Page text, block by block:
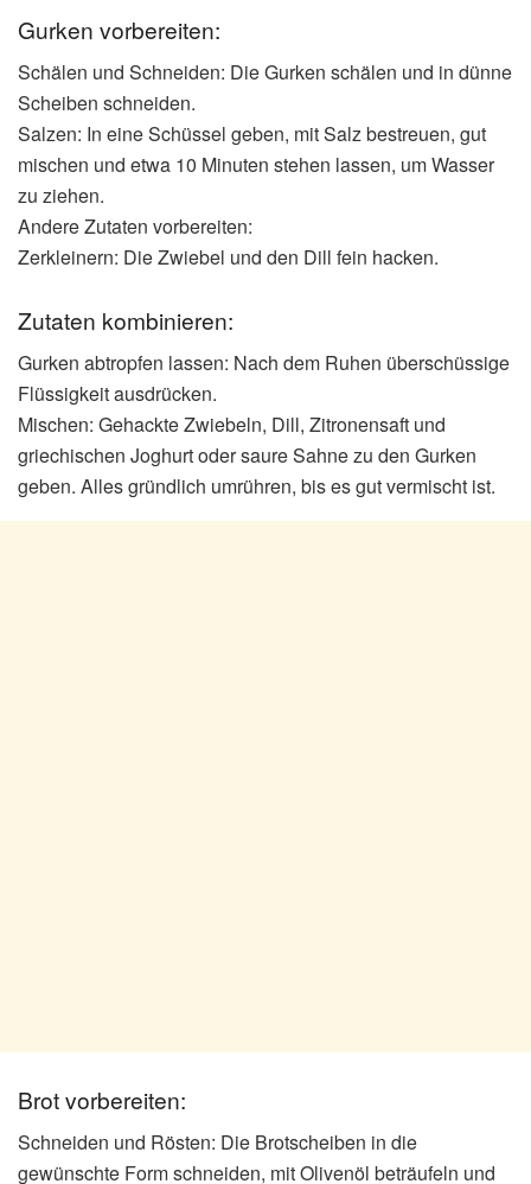
Gurken vorbereiten:
Schälen und Schneiden: Die Gurken schälen und in dünne
Scheiben schneiden.
Salzen: In eine Schüssel geben, mit Salz bestreuen, gut
mischen und etwa 10 Minuten stehen lassen, um Wasser
zu ziehen.
Andere Zutaten vorbereiten:
Zerkleinern: Die Zwiebel und den Dill fein hacken.
Zutaten kombinieren:
Gurken abtropfen lassen: Nach dem Ruhen überschüssige
Flüssigkeit ausdrücken.
Mischen: Gehackte Zwiebeln, Dill, Zitronensaft und
griechischen Joghurt oder saure Sahne zu den Gurken
geben. Alles gründlich umrühren, bis es gut vermischt ist.
Brot vorbereiten:
Schneiden und Rösten: Die Brotscheiben in die
gewünschte Form schneiden, mit Olivenöl beträufeln und